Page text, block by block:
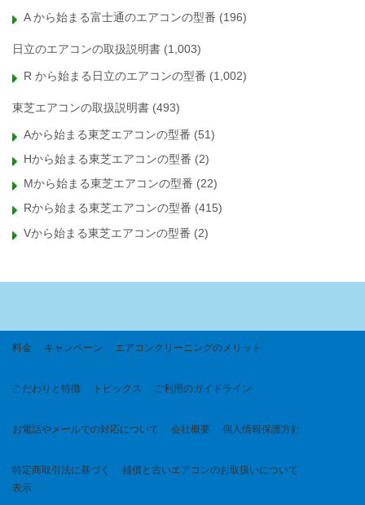
A から始まる富士通のエアコンの型番 (196)
日立のエアコンの取扱説明書 (1,003)
R から始まる日立のエアコンの型番 (1,002)
東芝エアコンの取扱説明書 (493)
Aから始まる東芝エアコンの型番 (51)
Hから始まる東芝エアコンの型番 (2)
Mから始まる東芝エアコンの型番 (22)
Rから始まる東芝エアコンの型番 (415)
Vから始まる東芝エアコンの型番 (2)
料金 キャンペーン エアコンクリーニングのメリット
こだわりと特徴 トピックス ご利用のガイドライン
お電話やメールでの対応について 会社概要 個人情報保護方針
特定商取引法に基づく
表示
補償と古いエアコンのお取扱いについて